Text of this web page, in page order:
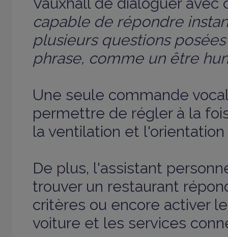
capable de répondre
plusieurs questions
phrase, comme un être
Une seule commande
permettre de régler à la
la ventilation et
De plus, l'assistant
trouver un restaurant
critères ou encore activer
voiture et les services